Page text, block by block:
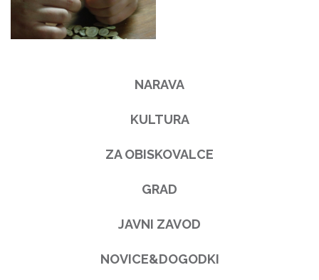
NARAVA
KULTURA
ZA OBISKOVALCE
GRAD
JAVNI ZAVOD
NOVICE&DOGODKI